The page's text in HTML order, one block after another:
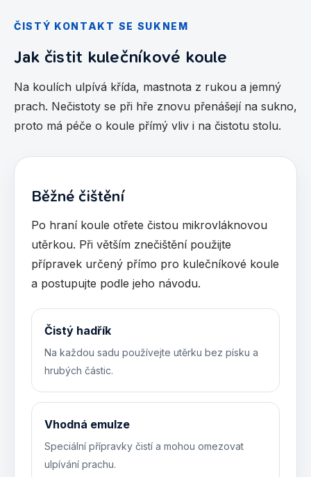
ČISTÝ KONTAKT SE SUKNEM
Jak čistit kulečníkové koule
Na koulích ulpívá křída, mastnota z rukou a jemný
prach. Nečistoty se při hře znovu přenášejí na sukno,
proto má péče o koule přímý vliv i na čistotu stolu.
Běžné čištění
Po hraní koule otřete čistou mikrovláknovou
utěrkou. Při větším znečištění použijte
přípravek určený přímo pro kulečníkové koule
a postupujte podle jeho návodu.
Čistý hadřík
Na každou sadu používejte utěrku bez písku a
hrubých částic.
Vhodná emulze
Speciální přípravky čistí a mohou omezovat
ulpívání prachu.